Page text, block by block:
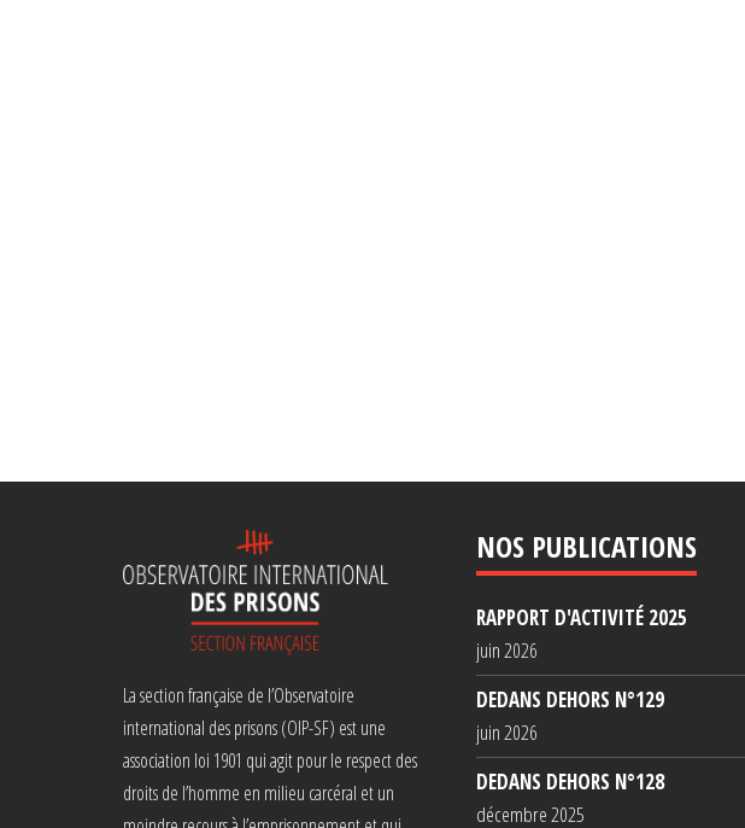
La section française de l’Observatoire
international des prisons (OIP-SF) est une
association loi 1901 qui agit pour le respect des
droits de l’homme en milieu carcéral et un
NOS PUBLICATIONS
RAPPORT D'ACTIVITÉ 2025
juin 2026
DEDANS DEHORS N°129
juin 2026
DEDANS DEHORS N°128
décembre 2025